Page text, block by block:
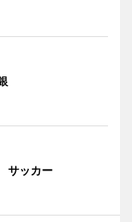
サッカー